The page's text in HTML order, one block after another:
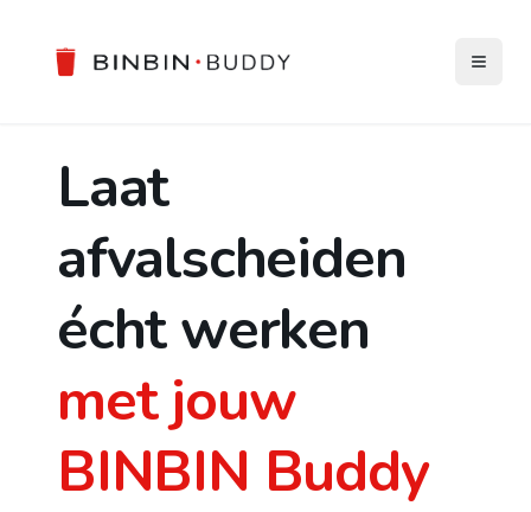
Laat
afvalscheiden
écht werken
met jouw
BINBIN Buddy